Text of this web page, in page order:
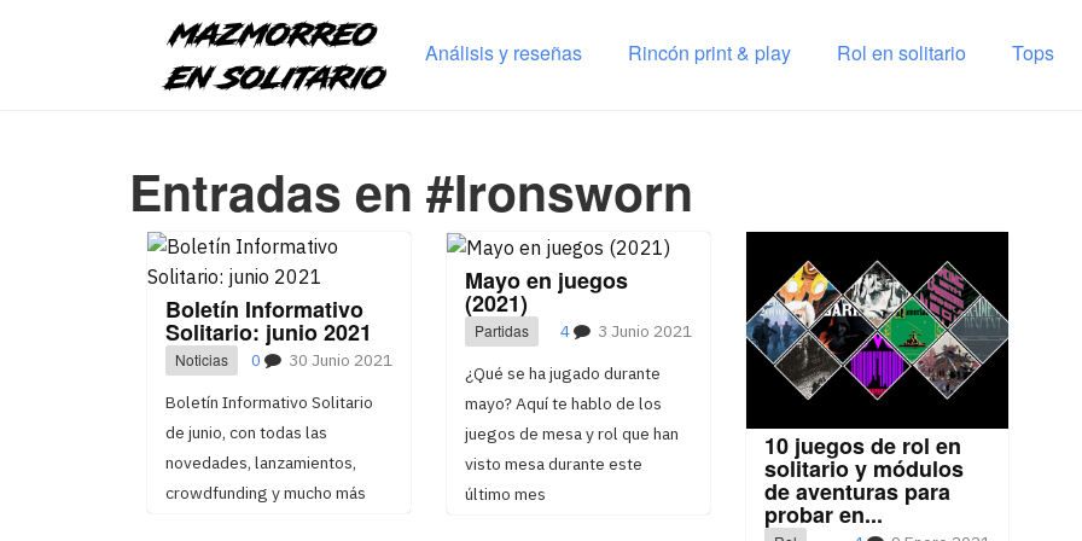
Análisis y reseñas Rincón print & play Rol en solitario Tops
Entradas en #Ironsworn
Boletín Informativo
Solitario: junio 2021
Noticias 30 Junio 2021
0
Boletín Informativo Solitario
de junio, con todas las
novedades, lanzamientos,
crowdfunding y mucho más
Mayo en juegos
(2021)
Partidas 3 Junio 2021
4
¿Qué se ha jugado durante
mayo? Aquí te hablo de los
juegos de mesa y rol que han
visto mesa durante este
último mes
10 juegos de rol en
solitario y módulos
de aventuras para
probar en...